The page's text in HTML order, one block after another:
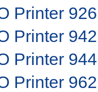
Printer 926
Printer 942
Printer 944
Printer 962